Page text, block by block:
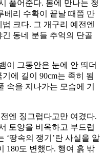
풀어준다. 봄에 만나는 청
베리 수확이 끝날 때쯤 만
크다. 그 개구리 예전엔
동네 분들 추억의 단골
이 그동안은 눈에 안 띄더
에 길이 90cm는 족히 됨
속을 지나가는 모습에 기
엔 징그럽다고만 여겼다.
토양을 비옥하고 부드럽
‘땅속의 쟁기’란 사실을 알
180도 변했다. 행여 흙 밖